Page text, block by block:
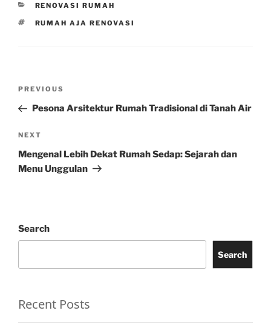
CATEGORIES
RENOVASI RUMAH
TAGS
RUMAH AJA RENOVASI
Previous
Post
PREVIOUS
Pesona Arsitektur Rumah Tradisional di Tanah Air
Next
Post
NEXT
Mengenal Lebih Dekat Rumah Sedap: Sejarah dan
Menu Unggulan
Search
Search
Recent Posts